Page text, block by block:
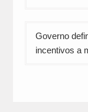
Governo
incentivos a